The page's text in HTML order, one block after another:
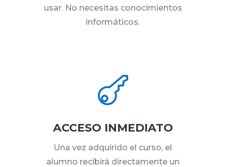
usar. No necesitas conocimientos
informáticos.

ACCESO INMEDIATO
Una vez adquirido el curso, el
alumno recibirá directamente un